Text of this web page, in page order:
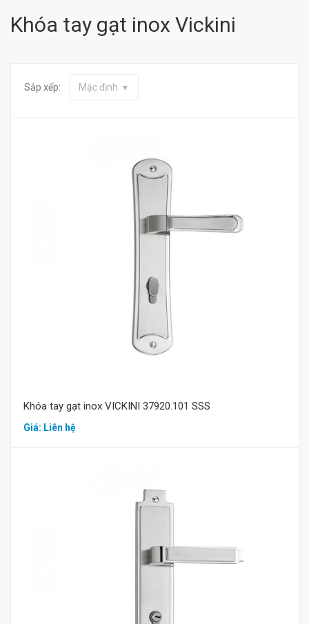
Khóa tay gạt inox Vickini
Sắp xếp: Mặc định
Khóa tay gạt inox VICKINI 37920.101 SSS
Giá: Liên hệ